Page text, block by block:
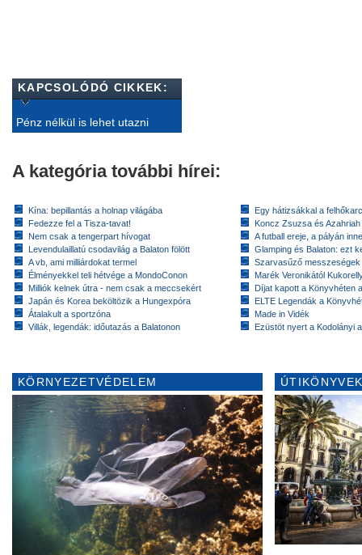
KAPCSOLÓDÓ CIKKEK:
Pénz nélkül is lehet utazni
A kategória további hírei:
Kína: bepillantás a holnap világába
Fedezze fel a Tisza-tavat!
Nem csak a tengerpart hívogat
Levendulaillatú csodavilág a Balaton fölött
A vb, ami milliárdokat termel
Élményekkel teli hétvége a MondoConon
Milliók kelnek útra - nem csak a meccsekért
Japán és Korea beköltözik a Hungexpóra
Átalakult a sportzóna
Villák, legendák: időutazás a Balatonon
Egy hátizsákkal a
Koncz Zsuzsa és
A futball ereje, a pályán
Glamping és Balaton: ezt
Szarvasűző messzeségek
Marék Veronikától
Díjat kapott a Könyvhéten
ELTE Legendák a
Made in Vidék
Ezüstöt nyert a Kodolányi
KÖRNYEZETVÉDELEM